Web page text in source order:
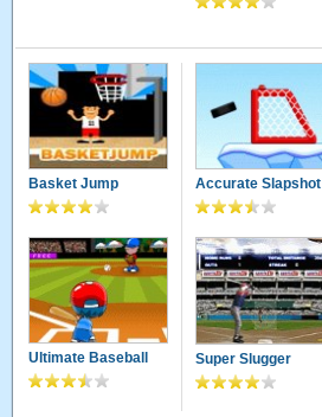
Basket Jump Accurate Slapshot
Ultimate Baseball Super Slugger